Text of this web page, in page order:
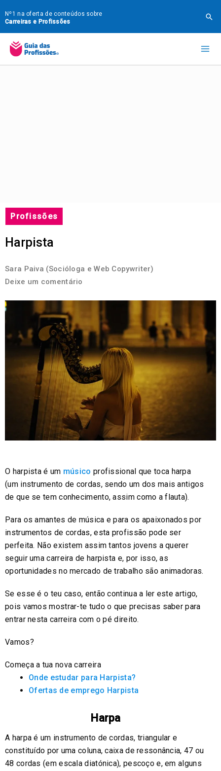
para
o
conteúdo
Nº1 na oferta de conteúdos sobre
Carreiras e Profissões
Profissões
Harpista
Sara Paiva (Socióloga e Web Copywriter)
Deixe um comentário
O harpista é um músico profissional que toca harpa
(um instrumento de cordas, sendo um dos mais antigos
de que se tem conhecimento, assim como a flauta).
Para os amantes de música e para os apaixonados por
instrumentos de cordas, esta profissão pode ser
perfeita. Não existem assim tantos jovens a querer
seguir uma carreira de harpista e, por isso, as
oportunidades no mercado de trabalho são animadoras.
Se esse é o teu caso, então continua a ler este artigo,
pois vamos mostrar-te tudo o que precisas saber para
entrar nesta carreira com o pé direito.
Vamos?
Começa a tua nova carreira
Onde estudar para Harpista?
Ofertas de emprego Harpista
Harpa
A harpa é um instrumento de cordas, triangular e
constituído por uma coluna, caixa de ressonância, 47 ou
48 cordas (em escala diatónica), pescoço e, em alguns